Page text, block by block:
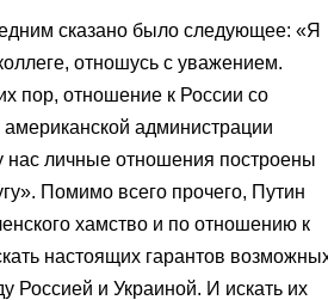
сказано было следующее: «Я
отношусь с уважением.
пор, отношение к России со
администрации
нас личные отношения построены
Помимо всего прочего, Путин
хамство и по отношению к
настоящих гарантов
Россией и Украиной. И искать их